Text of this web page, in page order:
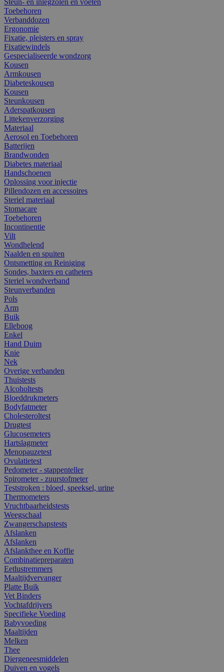
Toebehoren
Verbanddozen
Ergonomie
Fixatie, pleisters en spray
Fixatiewindels
Gespecialiseerde wondzorg
Kousen
Armkousen
Diabeteskousen
Kousen
Steunkousen
Aderspatkousen
Littekenverzorging
Materiaal
Aerosol en Toebehoren
Batterijen
Brandwonden
Diabetes materiaal
Handschoenen
Oplossing voor injectie
Pillendozen en accessoires
Steriel materiaal
Stomacare
Toebehoren
Incontinentie
Vilt
Wondhelend
Naalden en spuiten
Ontsmetting en Reiniging
Sondes, baxters en catheters
Steriel wondverband
Steunverbanden
Pols
Arm
Buik
Elleboog
Enkel
Hand Duim
Knie
Nek
Overige verbanden
Thuistests
Alcoholtests
Bloeddrukmeters
Bodyfatmeter
Cholesteroltest
Drugtest
Glucosemeters
Hartslagmeter
Menopauzetest
Ovulatietest
Pedometer - stappenteller
Spirometer - zuurstofmeter
Teststroken : bloed, speeksel, urine
Thermometers
Vruchtbaarheidstests
Weegschaal
Zwangerschapstests
Afslanken
Afslanken
Afslankthee en Koffie
Combinatiepreparaten
Eetlustremmers
Maaltijdvervanger
Platte Buik
Vet Binders
Vochtafdrijvers
Specifieke Voeding
Babyvoeding
Maaltijden
Melken
Thee
Diergeneesmiddelen
Duiven en vogels